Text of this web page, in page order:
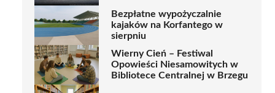
Bezpłatne wypożyczalnie
kajaków na Korfantego w
sierpniu
Wierny Cień – Festiwal
Opowieści Niesamowitych w
Bibliotece Centralnej w Brzegu